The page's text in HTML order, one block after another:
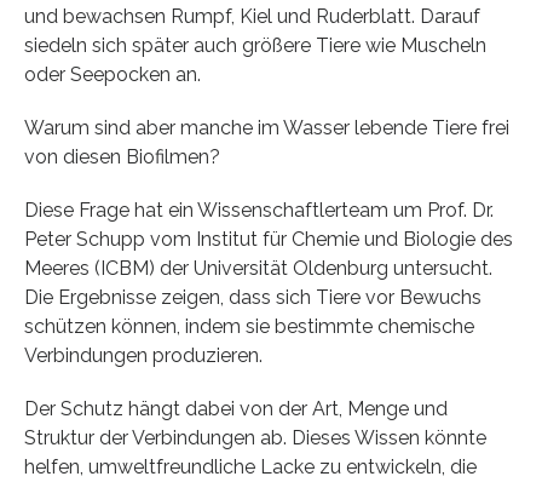
und bewachsen Rumpf, Kiel und Ruderblatt. Darauf
siedeln sich später auch größere Tiere wie Muscheln
oder Seepocken an.
Warum sind aber manche im Wasser lebende Tiere frei
von diesen Biofilmen?
Diese Frage hat ein Wissenschaftlerteam um Prof. Dr.
Peter Schupp vom Institut für Chemie und Biologie des
Meeres (ICBM) der Universität Oldenburg untersucht.
Die Ergebnisse zeigen, dass sich Tiere vor Bewuchs
schützen können, indem sie bestimmte chemische
Verbindungen produzieren.
Der Schutz hängt dabei von der Art, Menge und
Struktur der Verbindungen ab. Dieses Wissen könnte
helfen, umweltfreundliche Lacke zu entwickeln, die